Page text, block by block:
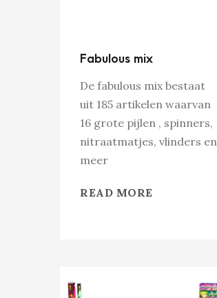
Fabulous mix
De fabulous mix bestaat
uit 185 artikelen waarvan
16 grote pijlen , spinners,
nitraatmatjes, vlinders en
meer
READ MORE